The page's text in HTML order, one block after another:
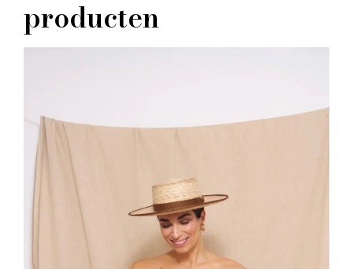
producten